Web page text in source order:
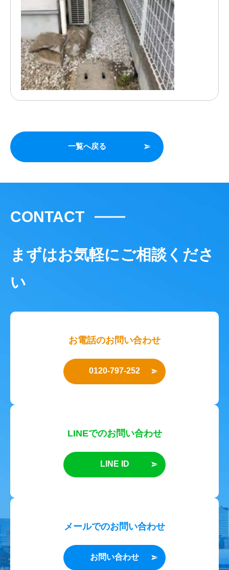
一覧へ戻る
CONTACT
まずはお気軽にご相談くださ
い
お電話のお問い合わせ
0120-797-252
LINEでのお問い合わせ
LINE ID
メールでのお問い合わせ
お問い合わせ